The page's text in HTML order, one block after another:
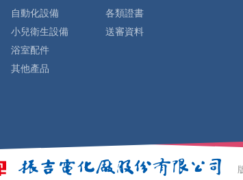
自動化設備
小兒衛生設備
浴室配件
其他產品
各類證書
送審資料